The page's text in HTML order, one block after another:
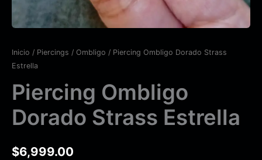
Inicio / Piercings / Ombligo / Piercing Ombligo Dorado Strass
Estrella
Piercing Ombligo
Dorado Strass Estrella
$6,999.00